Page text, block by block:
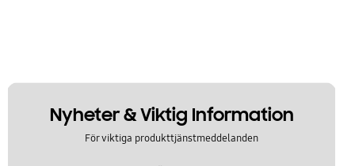
Nyheter & Viktig Information
För viktiga produkttjänstmeddelanden